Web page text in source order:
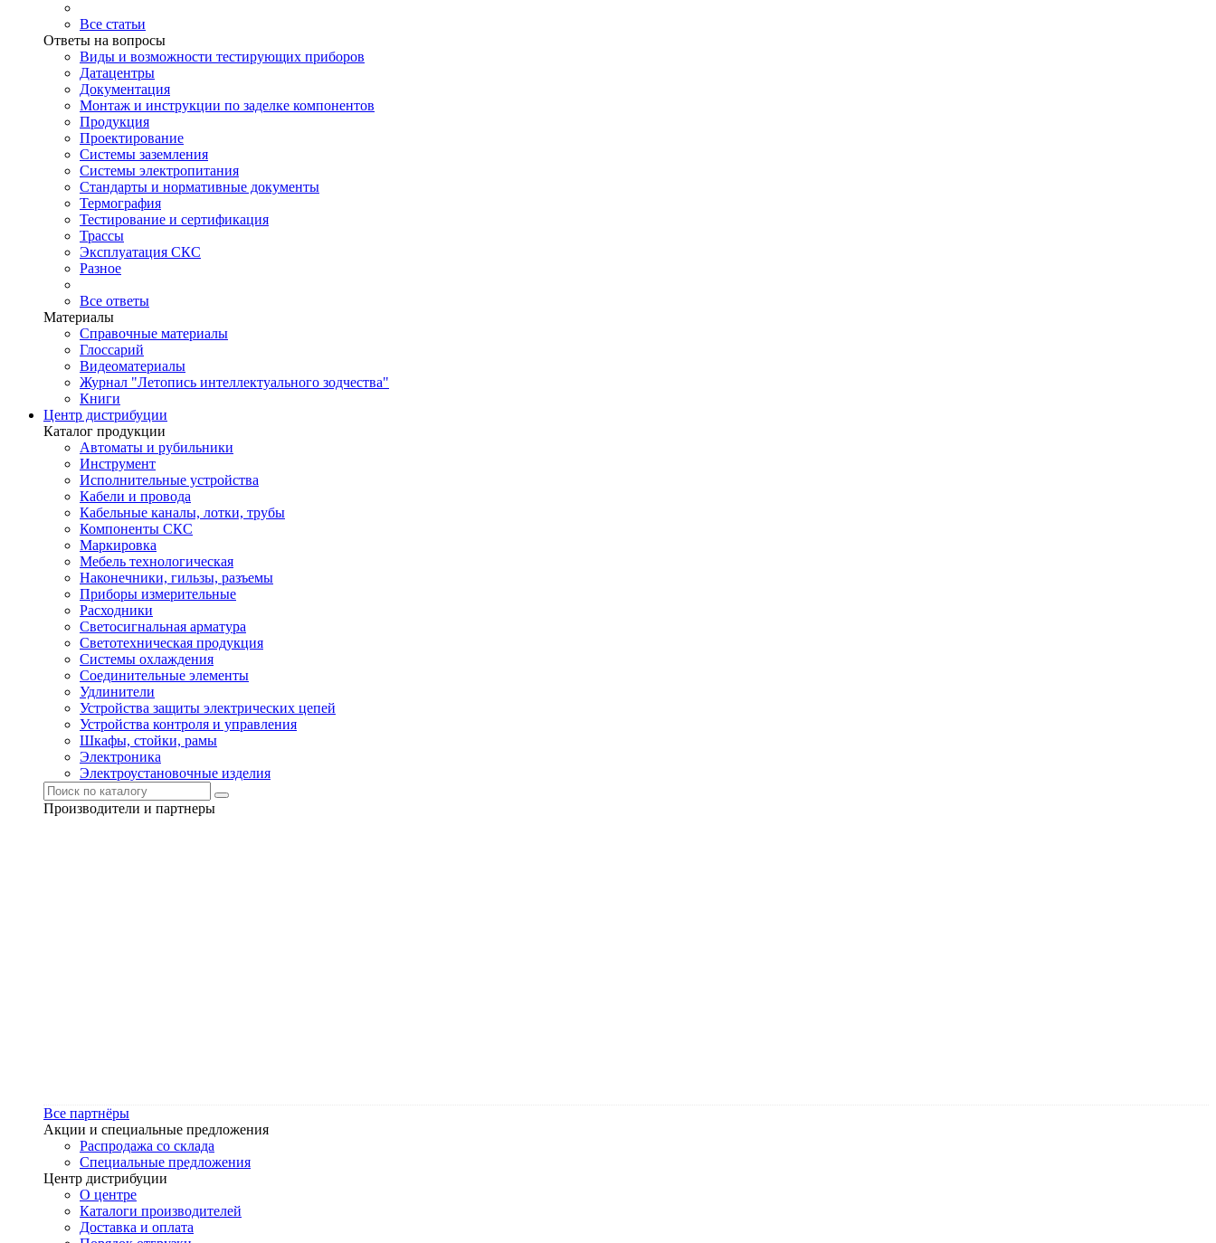
Все статьи
Ответы на вопросы
Виды и возможности тестирующих приборов
Датацентры
Документация
Монтаж и инструкции по заделке компонентов
Продукция
Проектирование
Системы заземления
Системы электропитания
Стандарты и нормативные документы
Термография
Тестирование и сертификация
Трассы
Эксплуатация СКС
Разное
Все ответы
Материалы
Справочные материалы
Глоссарий
Видеоматериалы
Журнал "Летопись интеллектуального зодчества"
Книги
Центр дистрибуции
Каталог продукции
Автоматы и рубильники
Инструмент
Исполнительные устройства
Кабели и провода
Кабельные каналы, лотки, трубы
Компоненты СКС
Маркировка
Мебель технологическая
Наконечники, гильзы, разъемы
Приборы измерительные
Расходники
Светосигнальная арматура
Светотехническая продукция
Системы охлаждения
Соединительные элементы
Удлинители
Устройства защиты электрических цепей
Устройства контроля и управления
Шкафы, стойки, рамы
Электроника
Электроустановочные изделия
Производители и партнеры
Все партнёры
Акции и специальные предложения
Распродажа со склада
Специальные предложения
Центр дистрибуции
О центре
Каталоги производителей
Доставка и оплата